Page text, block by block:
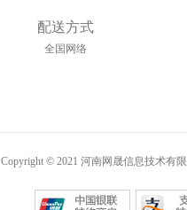
配送方式
全国网络
Copyright © 2021 河南网晟信息技术有